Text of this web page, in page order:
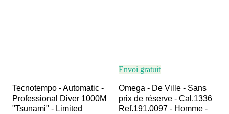
Tecnotempo - Automatic -
Professional Diver 1000M
"Tsunami" - Limited
Envoi gratuit
Omega - De Ville - Sans
prix de réserve - Cal.1336
Ref.191.0097 - Homme -